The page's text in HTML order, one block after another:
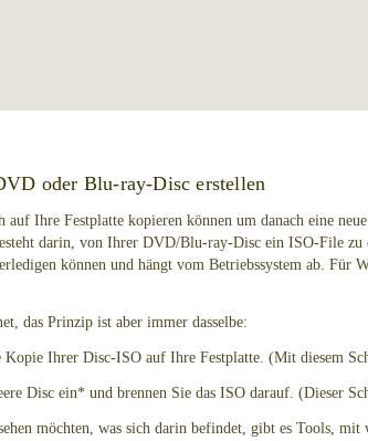
oder Blu-ray-Disc erstellen
auf Ihre Festplatte kopieren können um danach eine
darin, von Ihrer DVD/Blu-ray-Disc ein ISO-File
können und hängt vom Betriebssystem ab. Für
das Prinzip ist aber immer dasselbe:
Kopie Ihrer Disc-ISO auf Ihre Festplatte. (Mit diesem
Disc ein* und brennen Sie das ISO darauf. (Dieser
möchten, was sich darin befindet, gibt es Tools,